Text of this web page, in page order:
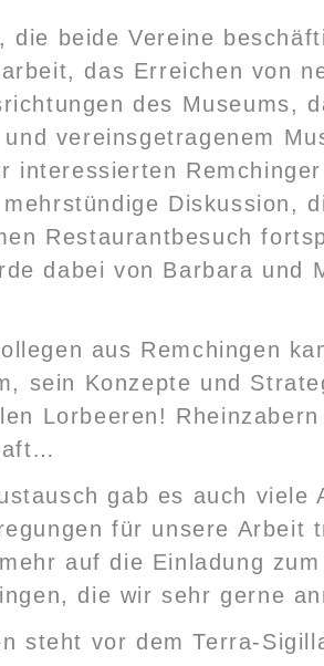
die beide Vereine
das Erreichen von
des Museums,
vereinsgetragenem
interessierten
Diskussion,
Restaurantbesuch
dabei von Barbara und
aus Remchingen
sein Konzepte und
Lorbeeren!
gab es auch viele
für unsere Arbeit
auf die Einladung zum
die wir sehr gerne